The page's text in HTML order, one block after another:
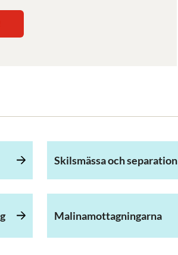
Skilsmässa och separation
Malinamottagningarna